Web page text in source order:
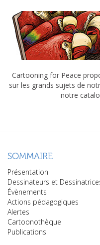
Cartooning for Peace
sur les grands sujets de
notre
SOMMAIRE
Présentation
Dessinateurs et
Évènements
Actions pédagogiques
Alertes
Cartoonothèque
Publications